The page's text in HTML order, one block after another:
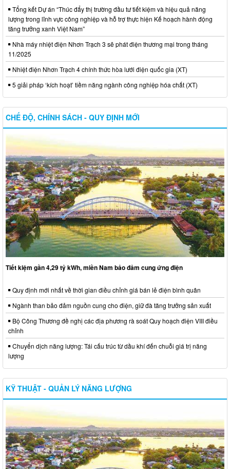
Tổng kết Dự án “Thúc đẩy thị trường đầu tư tiết kiệm và hiệu quả năng
lượng trong lĩnh vực công nghiệp và hỗ trợ thực hiện Kế hoạch hành động
tăng trưởng xanh Việt Nam”
Nhà máy nhiệt điện Nhơn Trạch 3 sẽ phát điện thương mại trong tháng
11/2025
Nhiệt điện Nhơn Trạch 4 chính thức hòa lưới điện quốc gia (XT)
5 giải pháp ‘kích hoạt’ tiềm năng ngành công nghiệp hóa chất (XT)
CHẾ ĐỘ, CHÍNH SÁCH - QUY ĐỊNH MỚI
Tiết kiệm gần 4,29 tỷ kWh, miền Nam bảo đảm cung ứng điện
Quy định mới nhất về thời gian điều chỉnh giá bán lẻ điện bình quân
Ngành than bảo đảm nguồn cung cho điện, giữ đà tăng trưởng sản xuất
Bộ Công Thương đề nghị các địa phương rà soát Quy hoạch điện VIII điều
chỉnh
Chuyển dịch năng lượng: Tái cấu trúc từ dầu khí đến chuỗi giá trị năng
lượng
KỸ THUẬT - QUẢN LÝ NĂNG LƯỢNG